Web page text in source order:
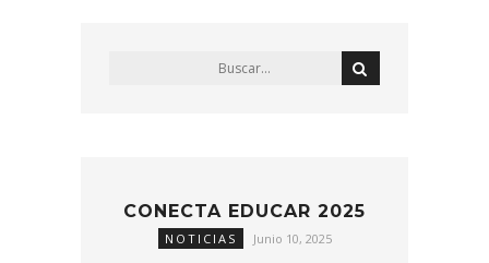
CONECTA EDUCAR 2025
NOTICIAS Junio 10, 2025